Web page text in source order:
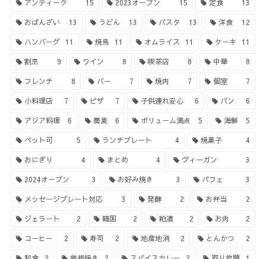
アンティーク 15 2023オープン 15 定食 13
おばんざい 13 うどん 13 パスタ 13 洋食 12
ハンバーグ 11 焼鳥 11 オムライス 11 ケーキ 11
割烹 9 ワイン 8 喫茶店 8 中華 8
フレンチ 8 バー 7 焼肉 7 個室 7
小料理店 7 ピザ 7 子供連れ安心 6 パン 6
アジア料理 6 蕎麦 6 ボリューム満点 5 海鮮 5
ペット可 5 ランチプレート 4 焼菓子 4
おにぎり 4 まとめ 4 ヴィーガン 3
2024オープン 3 お好み焼き 3 パフェ 3
メッセージプレート対応 3 発酵 2 お弁当 2
ジェラート 2 韓国 2 粕漬 2 お肉 2
コーヒー 2 寿司 2 地産地消 2 とんかつ 2